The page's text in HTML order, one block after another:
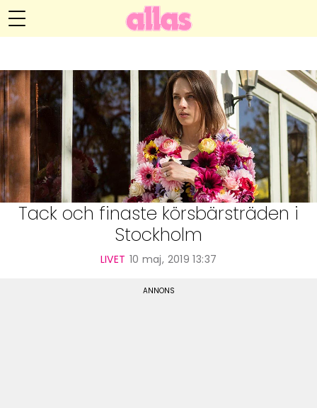
Hälsa
Relationer
Handarbete
Anna María Larssons blogg
Hem
Om Anna María
Kategorier
Arkiv
Kontakt
Tack och finaste körsbärsträden i
Stockholm
LIVET 10 maj, 2019 13:37